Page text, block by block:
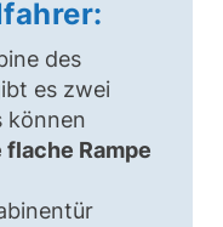
des
es zwei
können
flache Rampe